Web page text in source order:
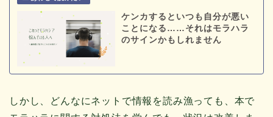
ケンカするといつも自分が悪い
ことになる……それはモラハラ
のサインかもしれません
しかし、どんなにネットで情報を読み漁っても、本で